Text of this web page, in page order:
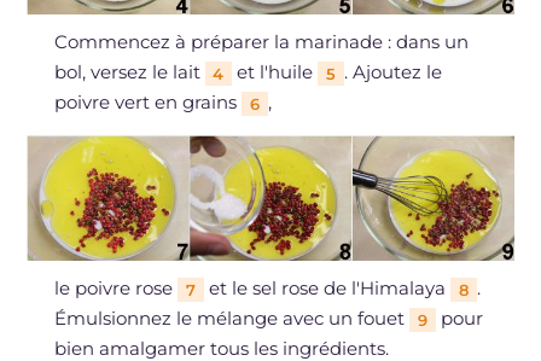
Commencez à préparer la marinade : dans un
bol, versez le lait
4 et l'huile 5 . Ajoutez le
poivre vert en grains
6 ,
le poivre rose 7 et le sel rose de l'Himalaya 8 .
Émulsionnez le mélange avec un fouet
9
pour
bien amalgamer tous les ingrédients.